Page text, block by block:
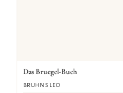
Das Bruegel-Buch
BRUHNS LEO